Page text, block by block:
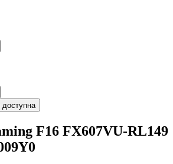
F16 FX607VU-RL149